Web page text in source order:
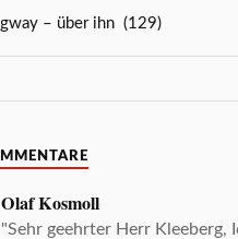
Olaf Kosmoll
"Sehr geehrter Herr Kleeberg,